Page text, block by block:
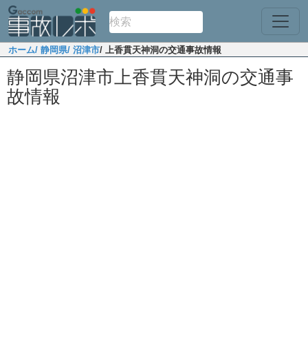
ホーム/ 静岡県/ 沼津市/ 上香貫天神洞の交通事故情報
静岡県沼津市上香貫天神洞の交通事
故情報